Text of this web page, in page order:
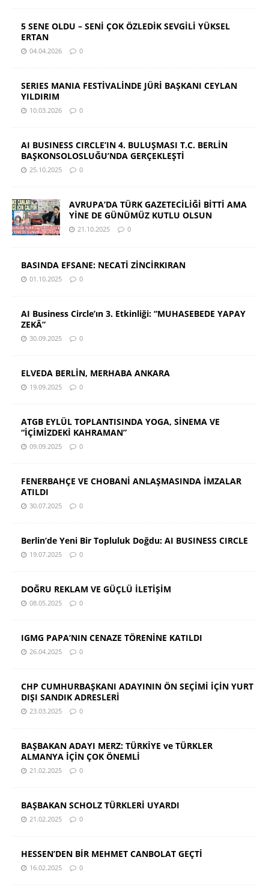
5 SENE OLDU – SENİ ÇOK ÖZLEDİK SEVGİLİ YÜKSEL
ERTAN
04.04.2026 0
SERIES MANIA FESTİVALİNDE JÜRİ BAŞKANI CEYLAN
YILDIRIM
10.03.2026 0
AI BUSINESS CIRCLE’IN 4. BULUŞMASI T.C. BERLİN
BAŞKONSOLOSLUĞU’NDA GERÇEKLEŞTİ
25.10.2025 0
AVRUPA’DA TÜRK GAZETECİLİĞİ BİTTİ AMA
YİNE DE GÜNÜMÜZ KUTLU OLSUN
21.10.2025 0
BASINDA EFSANE: NECATİ ZİNCİRKIRAN
01.10.2025 0
AI Business Circle’ın 3. Etkinliği: “MUHASEBEDE YAPAY
ZEKÂ”
30.09.2025 0
ELVEDA BERLİN, MERHABA ANKARA
19.09.2025 0
ATGB EYLÜL TOPLANTISINDA YOGA, SİNEMA VE
“İÇİMİZDEKİ KAHRAMAN”
09.09.2025 0
FENERBAHÇE VE CHOBANİ ANLAŞMASINDA İMZALAR
ATILDI
30.07.2025 0
Berlin’de Yeni Bir Topluluk Doğdu: AI BUSINESS CIRCLE
19.07.2025 0
DOĞRU REKLAM VE GÜÇLÜ İLETİŞİM
08.05.2025 0
IGMG PAPA’NIN CENAZE TÖRENİNE KATILDI
26.04.2025 0
CHP CUMHURBAŞKANI ADAYININ ÖN SEÇİMİ İÇİN YURT
DIŞI SANDIK ADRESLERİ
23.03.2025 0
BAŞBAKAN ADAYI MERZ: TÜRKİYE ve TÜRKLER
ALMANYA İÇİN ÇOK ÖNEMLİ
21.02.2025 0
BAŞBAKAN SCHOLZ TÜRKLERİ UYARDI
21.02.2025 0
HESSEN’DEN BİR MEHMET CANBOLAT GEÇTİ
16.02.2025 0